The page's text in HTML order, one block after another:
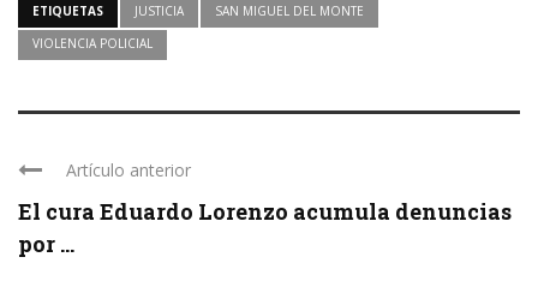
ETIQUETAS JUSTICIA
SAN MIGUEL DEL MONTE
VIOLENCIA POLICIAL
Artículo anterior
El cura Eduardo Lorenzo acumula denuncias
por ...